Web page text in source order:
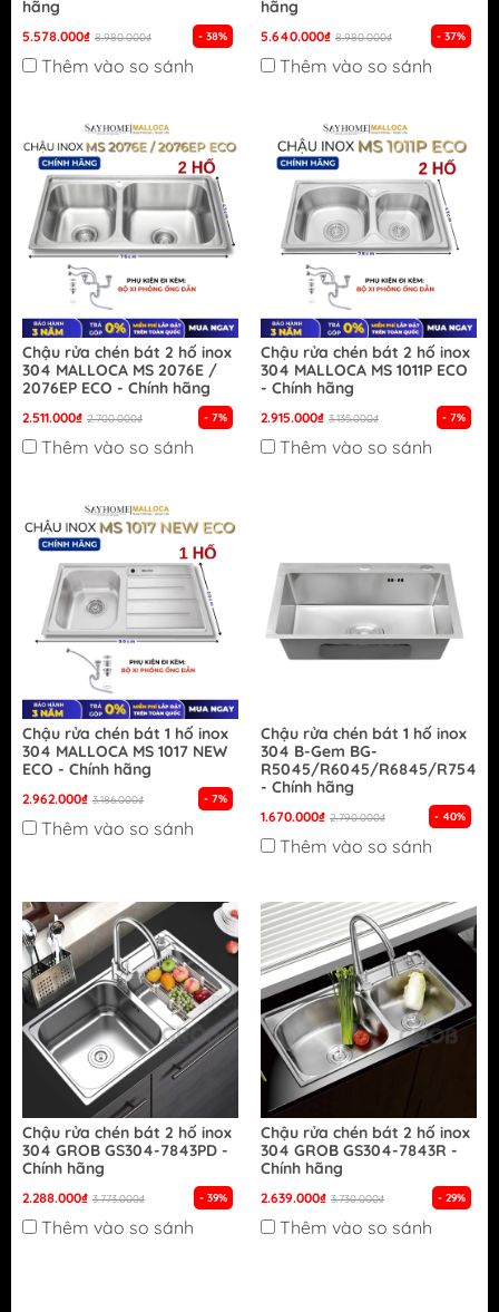
hãng
5.578.000₫ 8.980.000₫ - 38%
Thêm vào so sánh
hãng
5.640.000₫ 8.980.000₫ - 37%
Thêm vào so sánh
Chậu rửa chén bát 2 hố inox
304 MALLOCA MS 2076E /
2076EP ECO - Chính hãng
2.511.000₫ 2.700.000₫ - 7%
Thêm vào so sánh
Chậu rửa chén bát 2 hố inox
304 MALLOCA MS 1011P ECO
- Chính hãng
2.915.000₫ 3.135.000₫ - 7%
Thêm vào so sánh
Chậu rửa chén bát 1 hố inox
304 MALLOCA MS 1017 NEW
ECO - Chính hãng
2.962.000₫ 3.186.000₫ - 7%
Thêm vào so sánh
Chậu rửa chén bát 1 hố inox
304 B-Gem BG-
R5045/R6045/R6845/R7545/
- Chính hãng
1.670.000₫ 2.790.000₫ - 40%
Thêm vào so sánh
Chậu rửa chén bát 2 hố inox
304 GROB GS304-7843PD -
Chính hãng
2.288.000₫ 3.773.000₫ - 39%
Thêm vào so sánh
Chậu rửa chén bát 2 hố inox
304 GROB GS304-7843R -
Chính hãng
2.639.000₫ 3.730.000₫ - 29%
Thêm vào so sánh